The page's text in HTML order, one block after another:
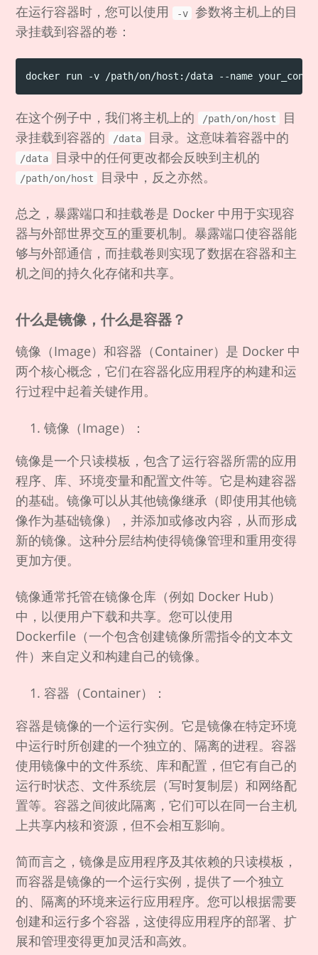
在运行容器时，您可以使用 -v
参数将主机上的目
录挂载到容器的卷：
在这个例子中，我们将主机上的 /path/on/host
目
录挂载到容器的
/data 目录。这意味着容器中的
/data 目录中的任何更改都会反映到主机的
/path/on/host 目录中，反之亦然。
总之，暴露端口和挂载卷是 Docker 中用于实现容
器与外部世界交互的重要机制。暴露端口使容器能
够与外部通信，而挂载卷则实现了数据在容器和主
机之间的持久化存储和共享。
什么是镜像，什么是容器？
镜像（Image）和容器（Container）是 Docker 中
两个核心概念，它们在容器化应用程序的构建和运
行过程中起着关键作用。
镜像（Image）：
镜像是一个只读模板，包含了运行容器所需的应用
程序、库、环境变量和配置文件等。它是构建容器
的基础。镜像可以从其他镜像继承（即使用其他镜
像作为基础镜像），并添加或修改内容，从而形成
新的镜像。这种分层结构使得镜像管理和重用变得
更加方便。
镜像通常托管在镜像仓库（例如 Docker Hub）
中，以便用户下载和共享。您可以使用
Dockerfile（一个包含创建镜像所需指令的文本文
件）来自定义和构建自己的镜像。
容器（Container）：
容器是镜像的一个运行实例。它是镜像在特定环境
中运行时所创建的一个独立的、隔离的进程。容器
使用镜像中的文件系统、库和配置，但它有自己的
运行时状态、文件系统层（写时复制层）和网络配
置等。容器之间彼此隔离，它们可以在同一台主机
上共享内核和资源，但不会相互影响。
简而言之，镜像是应用程序及其依赖的只读模板，
而容器是镜像的一个运行实例，提供了一个独立
的、隔离的环境来运行应用程序。您可以根据需要
创建和运行多个容器，这使得应用程序的部署、扩
展和管理变得更加灵活和高效。